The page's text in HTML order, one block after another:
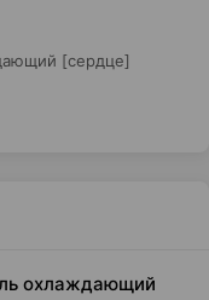
[сердце]
охлаждающий